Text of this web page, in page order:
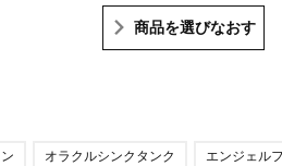
商品を選びなおす
オラクルシンクタンク エンジェル